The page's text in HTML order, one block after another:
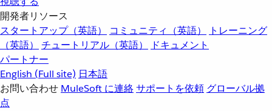
開発者リソース
スタートアップ（英語）
コミュニティ（英語）
トレーニング
（英語）
チュートリアル（英語）
ドキュメント
パートナー
English (Full site) 日本語
お問い合わせ MuleSoft に連絡サポートを依頼 グローバル拠
点